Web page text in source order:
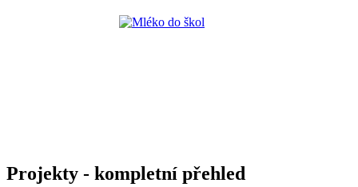
Projekty - kompletní přehled